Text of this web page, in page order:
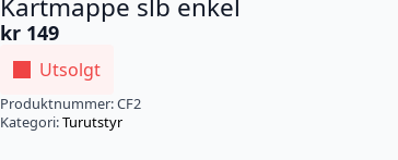
Kartmappe slb enkel
kr 149
Utsolgt
Produktnummer:CF2
Kategori:Turutstyr